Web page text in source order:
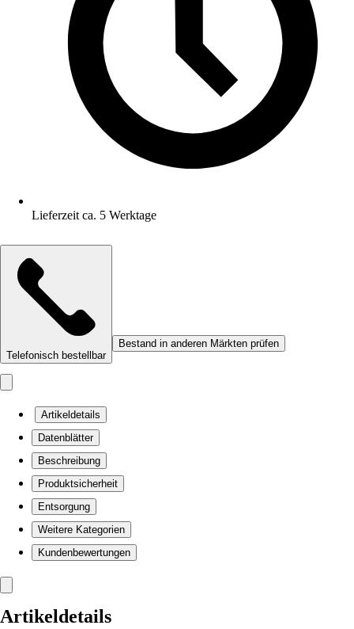
Lieferzeit ca. 5 Werktage
Telefonisch bestellbar
Bestand in anderen Märkten prüfen
Artikeldetails
Datenblätter
Beschreibung
Produktsicherheit
Entsorgung
Weitere Kategorien
Kundenbewertungen
Artikeldetails